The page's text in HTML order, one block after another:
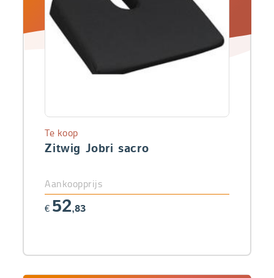
Zitwig Jobri sacro
Te koop
Aankoopprijs
€ 52,83